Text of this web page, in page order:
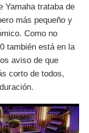
Yamaha trataba de
más pequeño y
Como no
también está en la
aviso de que
corto de todos,